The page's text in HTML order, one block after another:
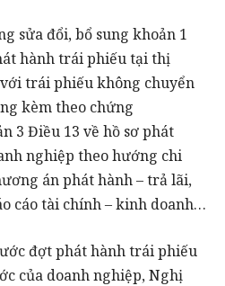
sửa đổi, bổ sung khoản 1
hành trái phiếu tại thị
trái phiếu không chuyển
kèm theo chứng
3 Điều 13 về hồ sơ phát
nghiệp theo hướng chi
án phát hành – trả lãi,
cáo tài chính – kinh doanh…
đợt phát hành trái phiếu
của doanh nghiệp, Nghị